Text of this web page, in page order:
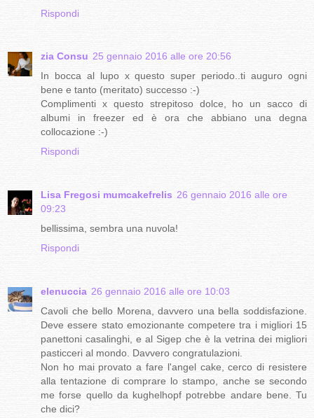
Rispondi
zia Consu 25 gennaio 2016 alle ore 20:56
In bocca al lupo x questo super periodo..ti auguro ogni
bene e tanto (meritato) successo :-)
Complimenti x questo strepitoso dolce, ho un sacco di
albumi in freezer ed è ora che abbiano una degna
collocazione :-)
Rispondi
Lisa Fregosi mumcakefrelis 26 gennaio 2016 alle ore
09:23
bellissima, sembra una nuvola!
Rispondi
elenuccia 26 gennaio 2016 alle ore 10:03
Cavoli che bello Morena, davvero una bella soddisfazione.
Deve essere stato emozionante competere tra i migliori 15
panettoni casalinghi, e al Sigep che è la vetrina dei migliori
pasticceri al mondo. Davvero congratulazioni.
Non ho mai provato a fare l'angel cake, cerco di resistere
alla tentazione di comprare lo stampo, anche se secondo
me forse quello da kughelhopf potrebbe andare bene. Tu
che dici?